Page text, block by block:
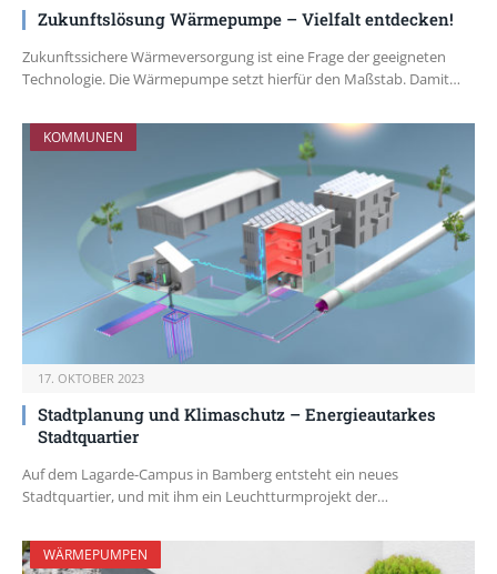
Zukunftslösung Wärmepumpe – Vielfalt entdecken!
Zukunftssichere Wärmeversorgung ist eine Frage der geeigneten
Technologie. Die Wärmepumpe setzt hierfür den Maßstab. Damit…
KOMMUNEN
17. OKTOBER 2023
Stadtplanung und Klimaschutz – Energieautarkes
Stadtquartier
Auf dem Lagarde-Campus in Bamberg entsteht ein neues
Stadtquartier, und mit ihm ein Leuchtturmprojekt der…
WÄRMEPUMPEN